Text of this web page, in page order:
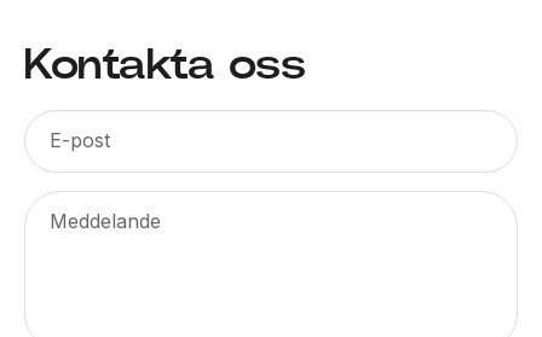
Kontakta oss
E-post
Meddelande